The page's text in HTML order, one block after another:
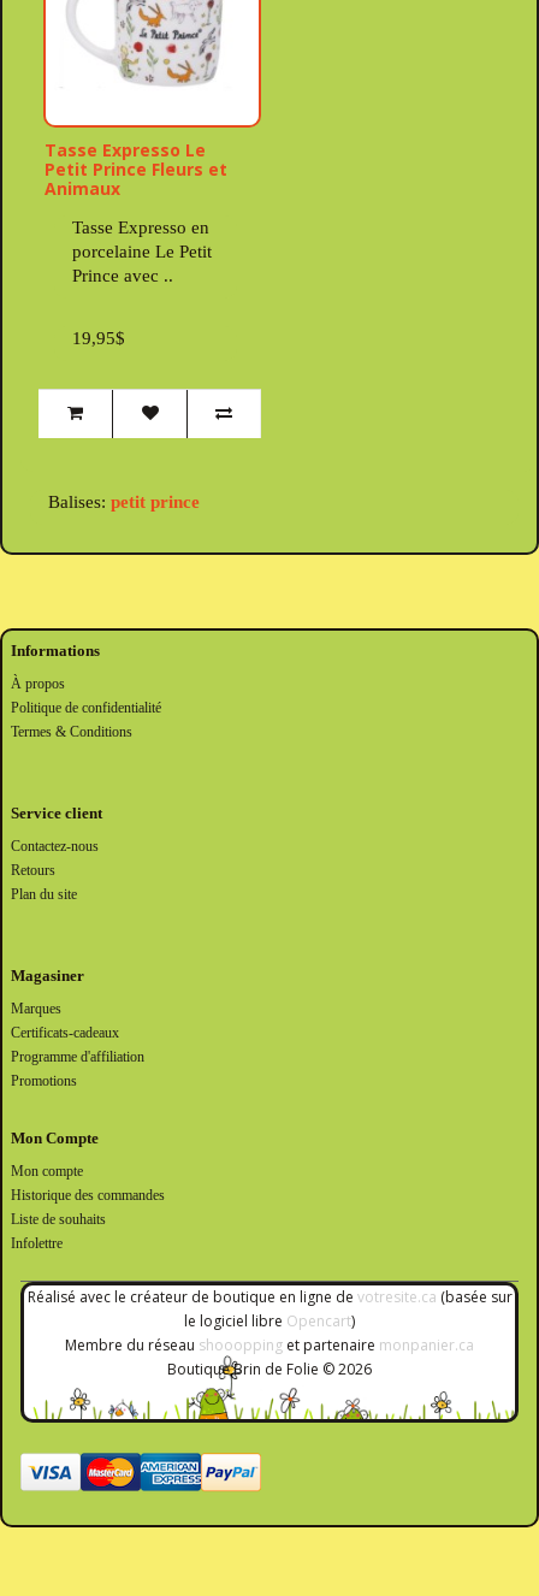
Tasse Expresso Le
Petit Prince Fleurs et
Animaux
Tasse Expresso en
porcelaine Le Petit
Prince avec ..
19,95$
Balises: petit prince
Informations
À propos
Politique de confidentialité
Termes & Conditions
Service client
Contactez-nous
Retours
Plan du site
Magasiner
Marques
Certificats-cadeaux
Programme d'affiliation
Promotions
Mon Compte
Mon compte
Historique des commandes
Liste de souhaits
Infolettre
Réalisé avec le créateur de boutique en ligne de votresite.ca (basée sur
le logiciel libre Opencart)
Membre du réseau shooopping et partenaire monpanier.ca
Boutique Brin de Folie © 2026